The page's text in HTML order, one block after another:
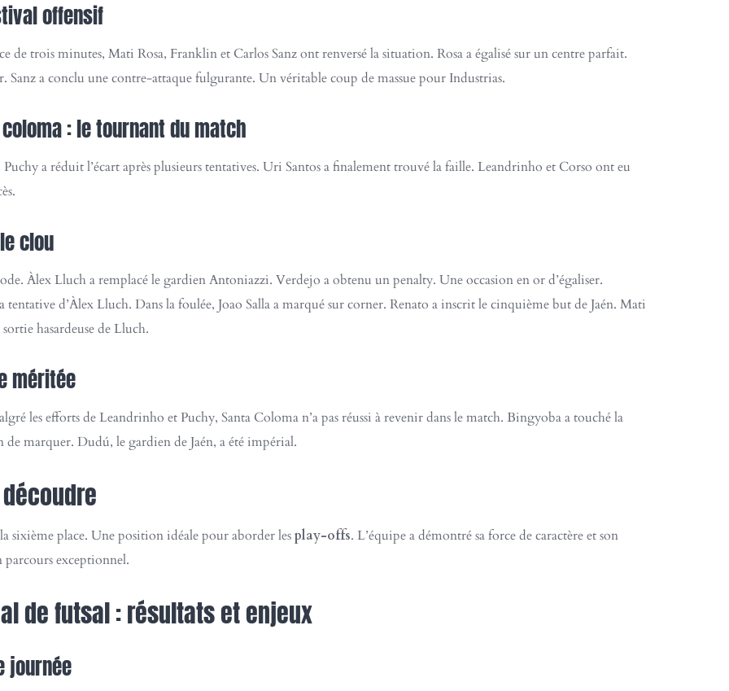
offensif
de trois minutes, Mati Rosa, Franklin et Carlos Sanz ont renversé la situation. Rosa a égalisé sur un centre parfait.
Sanz a conclu une contre-attaque fulgurante. Un véritable coup de massue pour Industrias.
: le tournant du match
a réduit l’écart après plusieurs tentatives. Uri Santos a finalement trouvé la faille. Leandrinho et Corso ont eu
clou
Àlex Lluch a remplacé le gardien Antoniazzi. Verdejo a obtenu un penalty. Une occasion en or d’égaliser.
tentative d’Àlex Lluch. Dans la foulée, Joao Salla a marqué sur corner. Renato a inscrit le cinquième but de Jaén. Mati
hasardeuse de Lluch.
méritée
les efforts de Leandrinho et Puchy, Santa Coloma n’a pas réussi à revenir dans le match. Bingyoba a touché la
de marquer. Dudú, le gardien de Jaén, a été impérial.
la sixième place. Une position idéale pour aborder lesplay-offs. L’équipe a démontré sa force de caractère et son
parcours exceptionnel.
de futsal : résultats et enjeux
journée